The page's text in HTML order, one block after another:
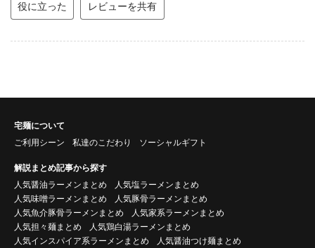
役に立った レビューを共有
宅麺について
ご利用シーン
私達のこだわり ソーシャルギフト
解説まとめ記事から探す
人気醤油ラーメンまとめ
人気塩ラーメンまとめ
人気味噌ラーメンまとめ
人気豚骨ラーメンまとめ
人気魚介豚骨ラーメンまとめ
人気家系ラーメンまとめ
人気担々麺まとめ
人気鶏白湯ラーメンまとめ
人気インスパイア系ラーメンまとめ
人気醤油つけ麺まとめ